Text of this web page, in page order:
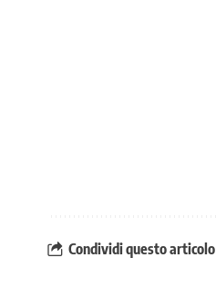
Condividi questo articolo